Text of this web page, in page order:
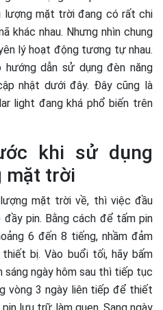
lượng mặt trời đang có rất chi
khác nhau. Nhưng nhìn chung
lý hoạt động tương tự nhau.
dẫn sử dụng đèn năng
nhật dưới đây. Đây cũng là
light đang khá phổ biến trên
khi sử dụng
mặt trời
mặt trời về, thì việc đầu
pin. Bằng cách để tấm pin
6 đến 8 tiếng, nhầm đảm
bị. Vào buổi tối, hãy bấm
sáng ngày hôm sau thì tiếp tục
vòng 3 ngày liên tiếp để thiết